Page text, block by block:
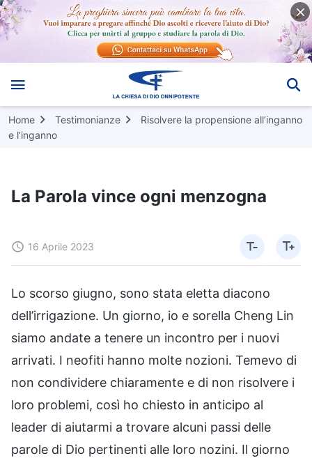
Home Testimonianze
Risolvere la propensione all’inganno
e l’inganno
La Parola vince ogni menzogna
16 Aprile 2023
Lo scorso giugno, sono stata eletta diacono
dell’irrigazione. Un giorno, io e sorella Cheng Lin
siamo andate a tenere un incontro per i nuovi
arrivati. I neofiti hanno molte nozioni. Temevo di
non condividere chiaramente e di non risolvere i
loro problemi, così ho chiesto in anticipo al
leader di aiutarmi a trovare alcuni passi delle
parole di Dio pertinenti alle loro nozini. Il giorno